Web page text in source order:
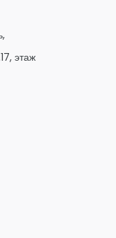
этаж